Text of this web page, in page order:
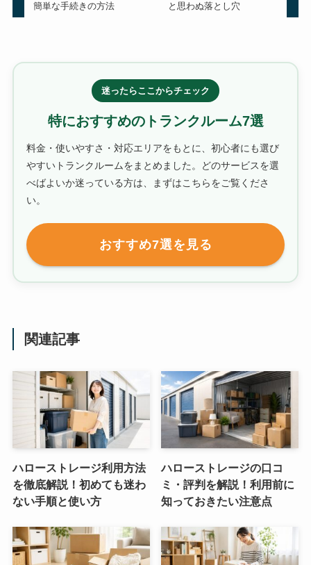
簡単な手続きの方法
と思わぬ落とし穴
迷ったらここからチェック
特におすすめのトランクルーム7選
料金・使いやすさ・対応エリアをもとに、初心者にも選び
やすいトランクルームをまとめました。どのサービスを選
べばよいか迷っている方は、まずはこちらをご覧くださ
い。
おすすめ7選を見る
関連記事
ハローストレージ利用方法
を徹底解説！初めても迷わ
ない手順と使い方
ハローストレージの口コ
ミ・評判を解説！利用前に
知っておきたい注意点